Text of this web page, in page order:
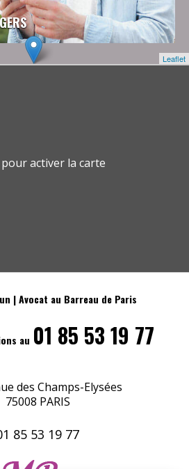
activer la carte
Leaflet
| Avocat au Barreau de Paris
au 01 85 53 19 77
des Champs-Elysées
75008 PARIS
85 53 19 77